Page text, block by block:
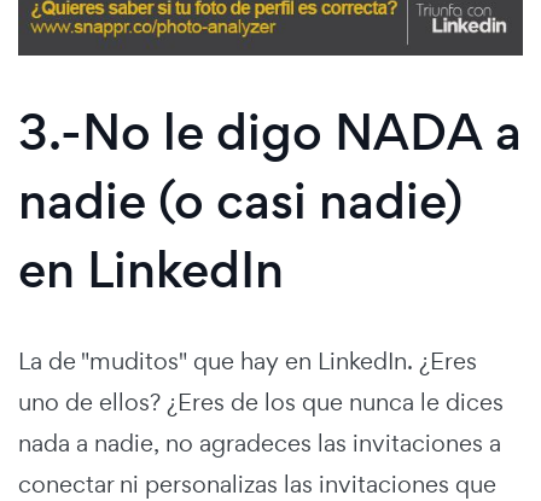
3.-No le digo NADA a
nadie (o casi nadie)
en LinkedIn
La de "muditos" que hay en LinkedIn. ¿Eres
uno de ellos? ¿Eres de los que nunca le dices
nada a nadie, no agradeces las invitaciones a
conectar ni personalizas las invitaciones que